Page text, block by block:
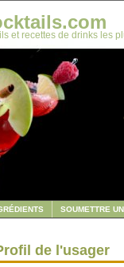
et recettes de drinks les
SOUMETTRE
de l'usager